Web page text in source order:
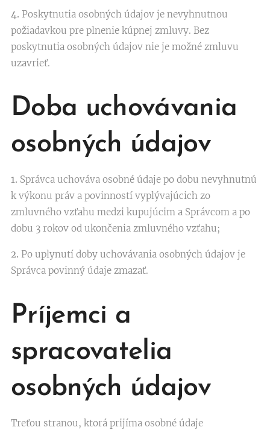
4. Poskytnutia osobných údajov je nevyhnutnou
požiadavkou pre plnenie kúpnej zmluvy. Bez
poskytnutia osobných údajov nie je možné zmluvu
uzavrieť.
Doba uchovávania
osobných údajov
1. Správca uchováva osobné údaje po dobu nevyhnutnú
k výkonu práv a povinností vyplývajúcich zo
zmluvného vzťahu medzi kupujúcim a Správcom a po
dobu 3 rokov od ukončenia zmluvného vzťahu;
2. Po uplynutí doby uchovávania osobných údajov je
Správca povinný údaje zmazať.
Príjemci a
spracovatelia
osobných údajov
Treťou stranou, ktorá prijíma osobné údaje